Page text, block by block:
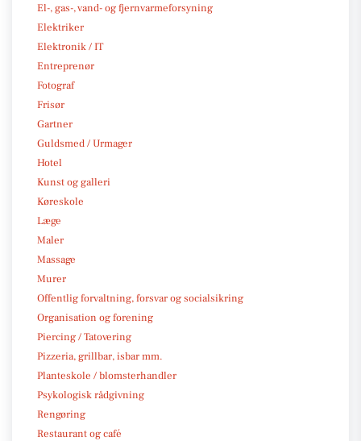
El-, gas-, vand- og fjernvarmeforsyning
Elektriker
Elektronik / IT
Entreprenør
Fotograf
Frisør
Gartner
Guldsmed / Urmager
Hotel
Kunst og galleri
Køreskole
Læge
Maler
Massage
Murer
Offentlig forvaltning, forsvar og socialsikring
Organisation og forening
Piercing / Tatovering
Pizzeria, grillbar, isbar mm.
Planteskole / blomsterhandler
Psykologisk rådgivning
Rengøring
Restaurant og café